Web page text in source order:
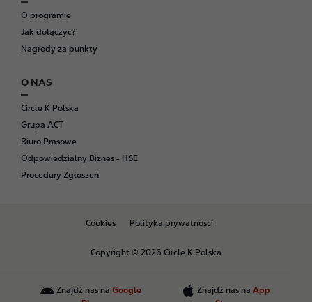
O programie
Jak dołączyć?
Nagrody za punkty
O NAS
Circle K Polska
Grupa ACT
Biuro Prasowe
Odpowiedzialny Biznes - HSE
Procedury Zgłoszeń
B
Cookies Polityka prywatności
Copyright © 2026 Circle K Polska
Znajdź nas na Google
Znajdź nas naApp